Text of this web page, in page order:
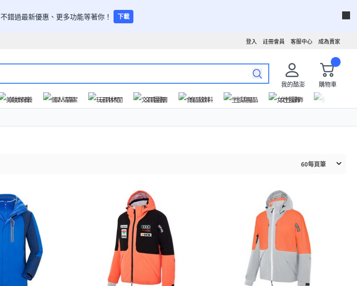
不錯過最新優惠、更多功能等著你！ 下載
成為賣家
客服中心
註冊會員
登入
我的酷澎
購物車
美妝保養 個人清潔 玩具休閒 文具圖書 食品飲料 生活用品 女性服飾
60每頁筆